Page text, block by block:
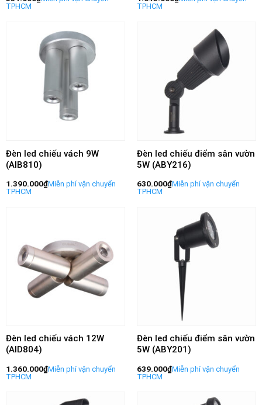
Đèn led chiếu vách 9W
(AIB810)
1.390.000₫
Đèn led chiếu điểm sân vườn
5W (ABY216)
630.000₫
Đèn led chiếu vách 12W
(AID804)
1.360.000₫
Đèn led chiếu điểm sân vườn
5W (ABY201)
639.000₫